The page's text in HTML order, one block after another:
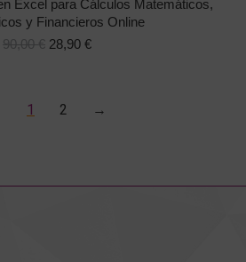
Excel para Cálculos Matemáticos,
y Financieros Online
90,00€ El
90,00 €.
28,90 €El
28,90 €.
1 2 →